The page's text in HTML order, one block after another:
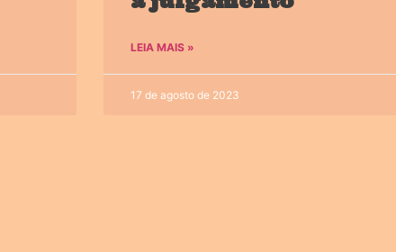
LEIA MAIS »
17 de agosto de 2023